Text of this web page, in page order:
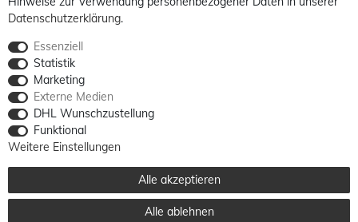
Daten­schutz­erklärung.
Essenziell
Statistik
Marketing
Externe Medien
DHL Wunschzustellung
Funktional
Weitere Einstellungen
Alle akzeptieren
Alle ablehnen